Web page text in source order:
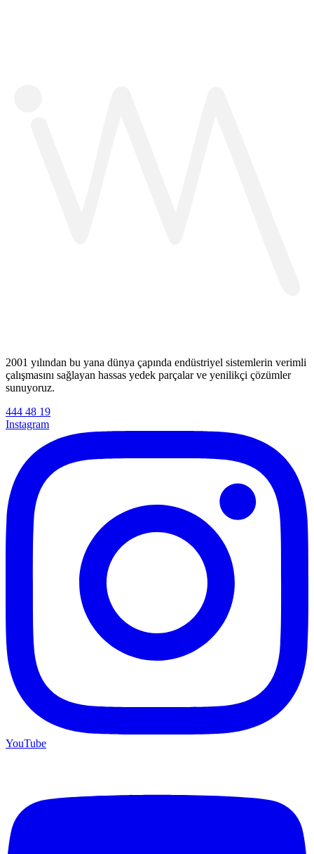
2001 yılından bu yana dünya çapında endüstriyel sistemlerin verimli
çalışmasını sağlayan hassas yedek parçalar ve yenilikçi çözümler
sunuyoruz.
444 48 19
Instagram
YouTube